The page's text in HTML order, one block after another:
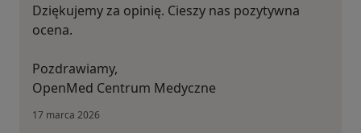
Dziękujemy za opinię. Cieszy nas pozytywna
ocena.
Pozdrawiamy,
OpenMed Centrum Medyczne
17 marca 2026